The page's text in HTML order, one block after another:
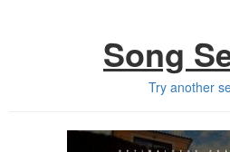
Song
Try another